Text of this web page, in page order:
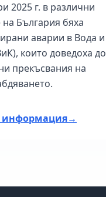
2025 г. в различни
на България бяха
аварии в Вода и
които доведоха до
прекъсвания на
информация→